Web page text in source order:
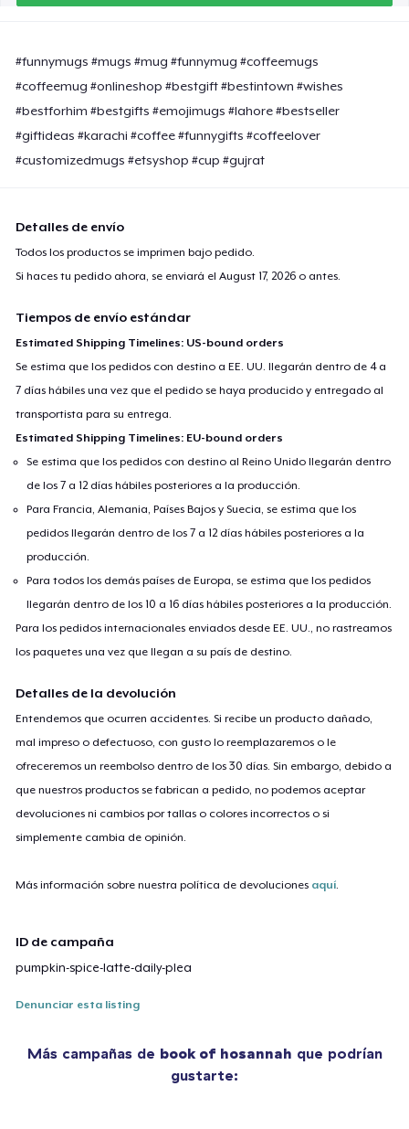
#funnymugs #mugs #mug #funnymug #coffeemugs
#coffeemug #onlineshop #bestgift #bestintown #wishes
#bestforhim #bestgifts #emojimugs #lahore #bestseller
#giftideas #karachi #coffee #funnygifts #coffeelover
#customizedmugs #etsyshop #cup #gujrat
Detalles de envío
Todos los productos se imprimen bajo pedido.
Si haces tu pedido ahora, se enviará elAugust 17, 2026 o antes.
Tiempos de envío estándar
Estimated Shipping Timelines: US-bound orders
Se estima que los pedidos con destino a EE. UU. llegarán dentro de 4 a
7 días hábiles una vez que el pedido se haya producido y entregado al
transportista para su entrega.
Estimated Shipping Timelines: EU-bound orders
Se estima que los pedidos con destino al Reino Unido llegarán dentro
de los 7 a 12 días hábiles posteriores a la producción.
Para Francia, Alemania, Países Bajos y Suecia, se estima que los
pedidos llegarán dentro de los 7 a 12 días hábiles posteriores a la
producción.
Para todos los demás países de Europa, se estima que los pedidos
llegarán dentro de los 10 a 16 días hábiles posteriores a la producción.
Para los pedidos internacionales enviados desde EE. UU., no rastreamos
los paquetes una vez que llegan a su país de destino.
Detalles de la devolución
Entendemos que ocurren accidentes. Si recibe un producto dañado,
mal impreso o defectuoso, con gusto lo reemplazaremos o le
ofreceremos un reembolso dentro de los 30 días. Sin embargo, debido a
que nuestros productos se fabrican a pedido, no podemos aceptar
devoluciones ni cambios por tallas o colores incorrectos o si
simplemente cambia de opinión.
Más información sobre nuestra política de devoluciones aquí.
ID de campaña
pumpkin-spice-latte-daily-plea
Denunciar esta listing
Más campañas de book of hosannah que podrían
gustarte: